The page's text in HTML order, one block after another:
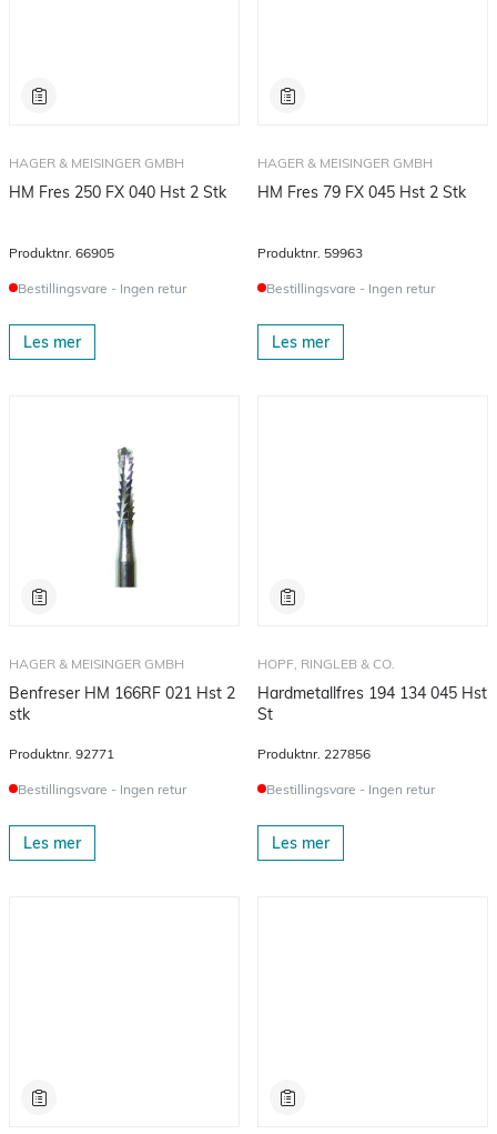
HAGER & MEISINGER GMBH
HM Fres 250 FX 040 Hst 2 Stk
Produktnr. 66905
Bestillingsvare - Ingen retur
Les mer
HAGER & MEISINGER GMBH
HM Fres 79 FX 045 Hst 2 Stk
Produktnr. 59963
Bestillingsvare - Ingen retur
Les mer
HAGER & MEISINGER GMBH
Benfreser HM 166RF 021 Hst 2
stk
Produktnr. 92771
Bestillingsvare - Ingen retur
Les mer
HOPF, RINGLEB & CO.
Hardmetallfres 194 134 045 Hst
St
Produktnr. 227856
Bestillingsvare - Ingen retur
Les mer